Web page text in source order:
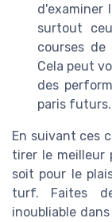
d'examiner
surtout
courses de
Cela peut
des
paris futurs.
En suivant ces
tirer le meilleur
soit pour le
turf. Faites
inoubliable